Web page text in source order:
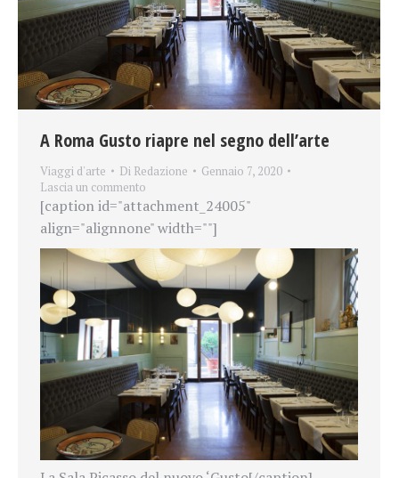
A Roma Gusto riapre nel segno dell’arte
Viaggi d'arte Di Redazione
Gennaio 7, 2020
Lascia un commento
[caption id="attachment_24005"
align="alignnone" width=""]